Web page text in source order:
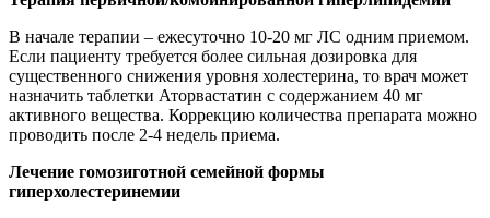
В начале терапии – ежесуточно 10-20 мг ЛС одним приемом.
Если пациенту требуется более сильная дозировка для
существенного снижения уровня холестерина, то врач может
назначить таблетки Аторвастатин с содержанием 40 мг
активного вещества. Коррекцию количества препарата можно
проводить после 2-4 недель приема.
Лечение гомозиготной семейной формы
гиперхолестеринемии